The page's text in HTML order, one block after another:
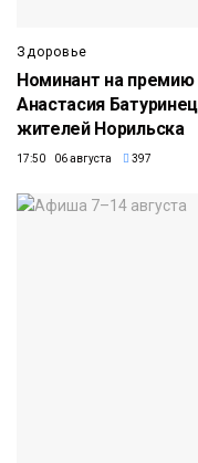
Здоровье
Номинант на премию
Анастасия
жителей Норильска
17:50 06 августа 397